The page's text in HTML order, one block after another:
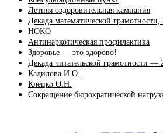
Летняя оздоровительная кампания
Декада математической грамотности,
НОКО
Антинаркотическая профилактика
Здоровье — это здорово!
Декада читательской грамотности —
Кадилова И.О.
Клецко О.Н.
Сокращение бюрократической